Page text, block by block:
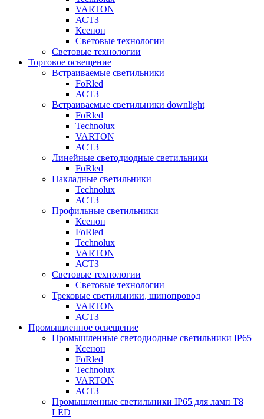
VARTON
АСТЗ
Ксенон
Световые технологии
Световые технологии
Торговое освещение
Встраиваемые светильники
FoRled
АСТЗ
Встраиваемые светильники downlight
FoRled
Technolux
VARTON
АСТЗ
Линейные светодиодные светильники
FoRled
Накладные светильники
Technolux
АСТЗ
Профильные светильники
Ксенон
FoRled
Technolux
VARTON
АСТЗ
Световые технологии
Световые технологии
Трековые светильники, шинопровод
VARTON
АСТЗ
Промышленное освещение
Промышленные светодиодные светильники IP65
Ксенон
FoRled
Technolux
VARTON
АСТЗ
Промышленные светильники IP65 для ламп Т8
LED